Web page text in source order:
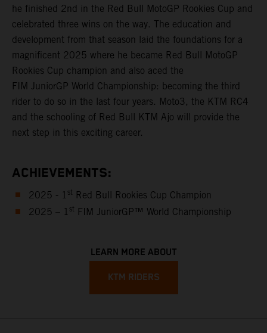
he finished 2nd in the Red Bull MotoGP Rookies Cup and
celebrated three wins on the way. The education and
development from that season laid the foundations for a
magnificent 2025 where he became Red Bull MotoGP
Rookies Cup champion and also aced the
FIM JuniorGP World Championship: becoming the third
rider to do so in the last four years. Moto3, the KTM RC4
and the schooling of Red Bull KTM Ajo will provide the
next step in this exciting career.
ACHIEVEMENTS:
2025 - 1 st Red Bull Rookies Cup Champion
2025 – 1 st FIM JuniorGP™ World Championship
LEARN MORE ABOUT
KTM RIDERS